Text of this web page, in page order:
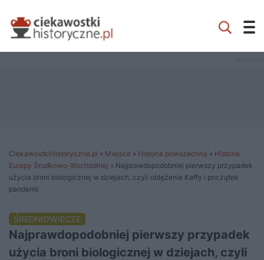
CiekawostkiHistoryczne.pl » Miejsce » Historia powszechna » Historia
Europy Środkowo-Wschodniej » Najprawdopodobniej pierwszy przypadek
użycia broni biologicznej w dziejach, czyli oblężenie Kaffy i początek
pandemii
ŚREDNIOWIECZE
Najprawdopodobniej pierwszy przypadek
użycia broni biologicznej w dziejach, czyli